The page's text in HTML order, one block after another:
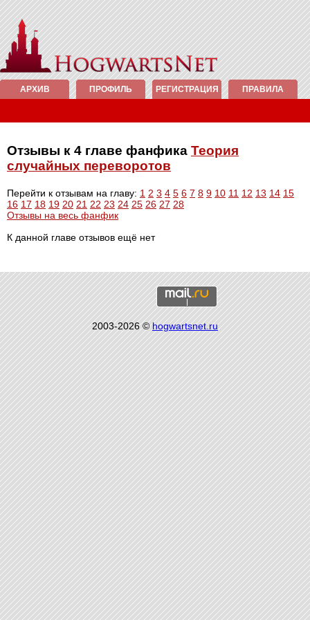
АРХИВ ПРОФИЛЬ РЕГИСТРАЦИЯ ПРАВИЛА
Отзывы к 4 главе фанфика Теория
случайных переворотов
Перейти к отзывам на главу: 1 2 3 4 5 6 7 8 9 10 11 12 13 14 15
16 17 18 19 20 21 22 23 24 25 26 27 28
Отзывы на весь фанфик
К данной главе отзывов ещё нет
2003-2026 ©hogwartsnet.ru